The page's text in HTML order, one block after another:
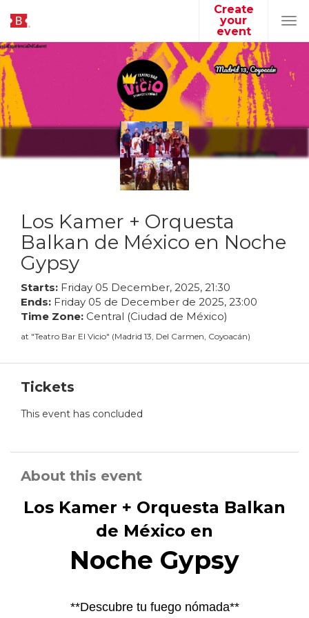
Create
your
event
Los Kamer + Orquesta
Balkan de México en Noche
Gypsy
Starts: Friday 05 December, 2025, 21:30
Ends: Friday 05 de December de 2025, 23:00
Time Zone: Central (Ciudad de México)
at "Teatro Bar El Vicio" (Madrid 13, Del Carmen, Coyoacán)
Tickets
This event has concluded
About this event
Los Kamer + Orquesta Balkan
de México en
Noche Gypsy
**Descubre tu fuego nómada**